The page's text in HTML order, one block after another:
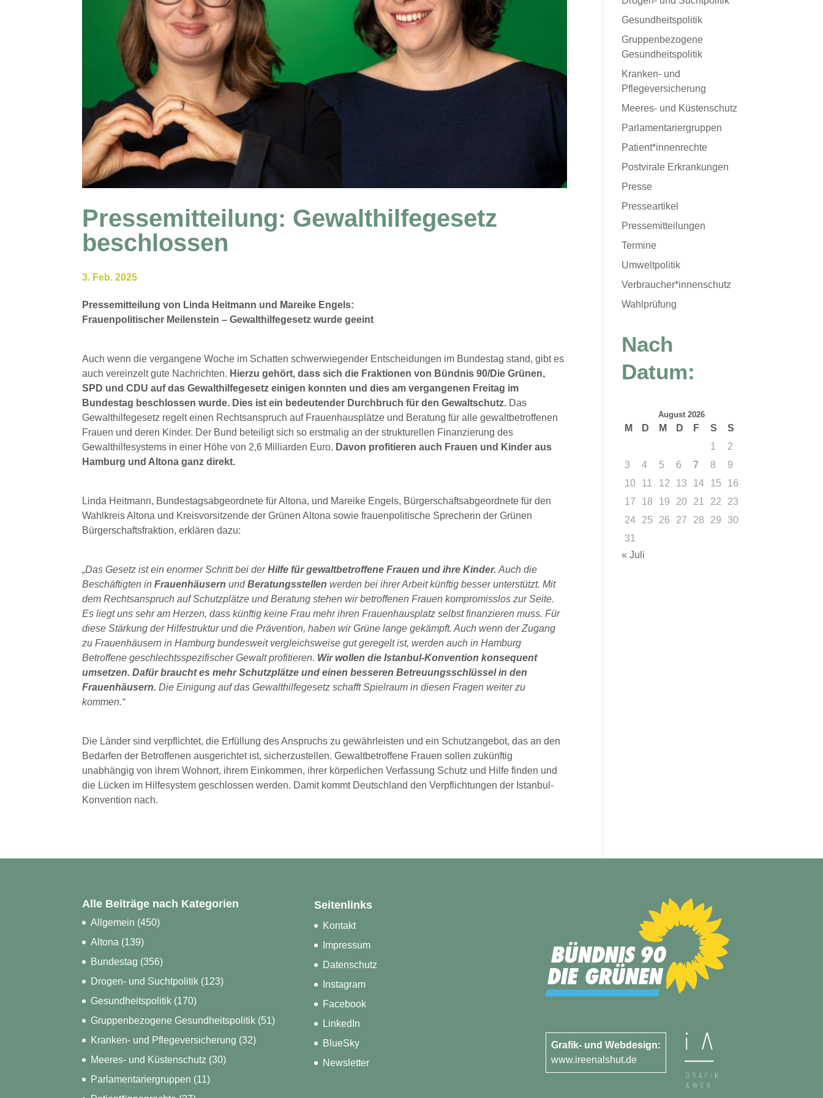
Pressemitteilung: Gewalthilfegesetz
beschlossen
3. Feb. 2025
Pressemitteilung von Linda Heitmann und Mareike Engels:
Frauenpolitischer Meilenstein – Gewalthilfegesetz wurde geeint
Auch wenn die vergangene Woche im Schatten schwerwiegender Entscheidungen im Bundestag stand, gibt es
auch vereinzelt gute Nachrichten. Hierzu gehört, dass sich die Fraktionen von Bündnis 90/Die Grünen,
SPD und CDU auf das Gewalthilfegesetz einigen konnten und dies am vergangenen Freitag im
Bundestag beschlossen wurde. Dies ist ein bedeutender Durchbruch für den Gewaltschutz. Das
Gewalthilfegesetz regelt einen Rechtsanspruch auf Frauenhausplätze und Beratung für alle gewaltbetroffenen
Frauen und deren Kinder. Der Bund beteiligt sich so erstmalig an der strukturellen Finanzierung des
Gewalthilfesystems in einer Höhe von 2,6 Milliarden Euro. Davon profitieren auch Frauen und Kinder aus
Hamburg und Altona ganz direkt.
Linda Heitmann, Bundestagsabgeordnete für Altona, und Mareike Engels, Bürgerschaftsabgeordnete für den
Wahlkreis Altona und Kreisvorsitzende der Grünen Altona sowie frauenpolitische Sprecherin der Grünen
Bürgerschaftsfraktion, erklären dazu:
„Das Gesetz ist ein enormer Schritt bei derHilfe für gewaltbetroffene Frauen und ihre Kinder.Auch die
Beschäftigten inFrauenhäusernundBeratungsstellenwerden bei ihrer Arbeit künftig besser unterstützt. Mit
dem Rechtsanspruch auf Schutzplätze und Beratung stehen wir betroffenen Frauen kompromisslos zur Seite.
Es liegt uns sehr am Herzen, dass künftig keine Frau mehr ihren Frauenhausplatz selbst finanzieren muss. Für
diese Stärkung der Hilfestruktur und die Prävention, haben wir Grüne lange gekämpft. Auch wenn der Zugang
zu Frauenhäusern in Hamburg bundesweit vergleichsweise gut geregelt ist, werden auch in Hamburg
Betroffene geschlechtsspezifischer Gewalt profitieren. Wir wollen die Istanbul-Konvention konsequent
umsetzen. Dafür braucht es mehr Schutzplätze und einen besseren Betreuungsschlüssel in den
Frauenhäusern.Die Einigung auf das Gewalthilfegesetz schafft Spielraum in diesen Fragen weiter zu
kommen.“
Die Länder sind verpflichtet, die Erfüllung des Anspruchs zu gewährleisten und ein Schutzangebot, das an den
Bedarfen der Betroffenen ausgerichtet ist, sicherzustellen. Gewaltbetroffene Frauen sollen zukünftig
unabhängig von ihrem Wohnort, ihrem Einkommen, ihrer körperlichen Verfassung Schutz und Hilfe finden und
die Lücken im Hilfesystem geschlossen werden. Damit kommt Deutschland den Verpflichtungen der Istanbul-
Konvention nach.
Gesundheitspolitik
Gruppenbezogene
Gesundheitspolitik
Kranken- und
Pflegeversicherung
Meeres- und Küstenschutz
Parlamentariergruppen
Patient*innenrechte
Postvirale Erkrankungen
Presse
Presseartikel
Pressemitteilungen
Termine
Umweltpolitik
Verbraucher*innenschutz
Wahlprüfung
Nach
Datum:
August 2026
M D M D F S
S
1
2
3
4 5 6 7 8
9
10
11 12 13 14 15
16
17
18 19 20 21 22
23
24
25 26 27 28 29
30
31
« Juli
Alle Beiträge nach Kategorien
Allgemein (450)
Altona (139)
Bundestag (356)
Drogen- und Suchtpolitik (123)
Gesundheitspolitik (170)
Gruppenbezogene Gesundheitspolitik (51)
Kranken- und Pflegeversicherung (32)
Meeres- und Küstenschutz (30)
Parlamentariergruppen (11)
Seitenlinks
Kontakt
Impressum
Datenschutz
Instagram
Facebook
LinkedIn
BlueSky
Newsletter
Grafik- und Webdesign:
www.ireenalshut.de